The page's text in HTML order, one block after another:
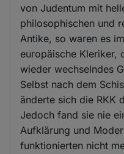
von Judentum mit
philosophischen und
Antike, so waren es
europäische Kleriker,
wieder wechselndes
Selbst nach dem
änderte sich die RKK
Jedoch fand sie nie
Aufklärung und
funktionierten nicht